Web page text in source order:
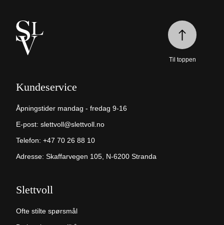
Kundeservice
Åpningstider mandag - fredag 9-16
E-post: slettvoll@slettvoll.no
Telefon: +47 70 26 88 10
Adresse: Skaffarvegen 105, N-6200 Stranda
Slettvoll
Ofte stilte spørsmål
Til toppen